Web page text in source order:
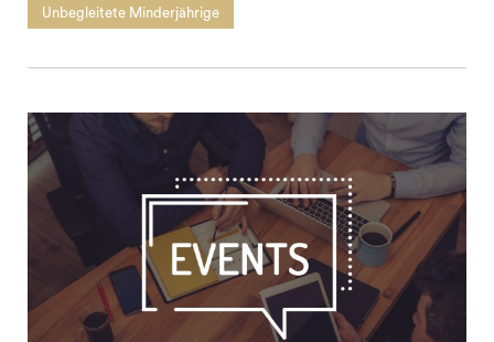
Unbegleitete Minderjährige